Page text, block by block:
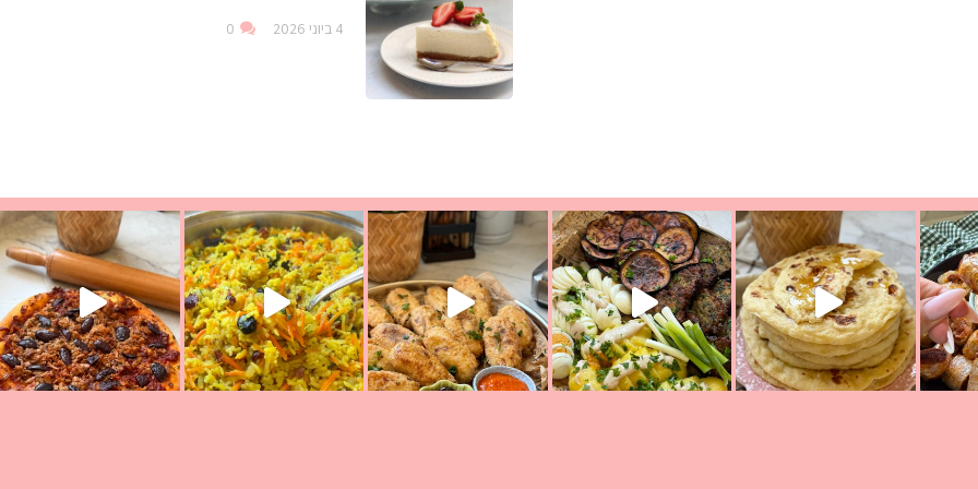
4 ביוני 2026 0
מעול
לאכול משהו אז מה בשבילכם? בפ
פסטל טוניסאי לתשעת הימים, חשבתי מה לחדש לכם ונראה
אורז יצירתי לתשעת הימים ולכבוד שבת קודשלמתכון
פיצה של תשעת הימים ולמה היא נקראת ככה? ההסבר בסרטו